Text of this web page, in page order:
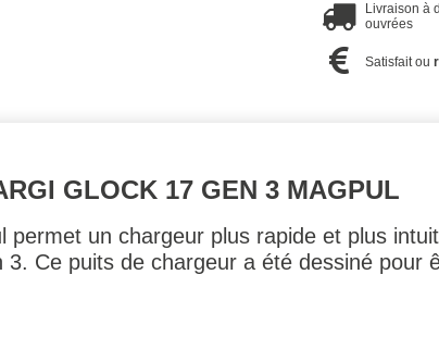
Livraison à
ouvrées
Satisfait ou
GLOCK 17 GEN 3 MAGPUL
permet un chargeur plus rapide et plus
Ce puits de chargeur a été dessiné pour